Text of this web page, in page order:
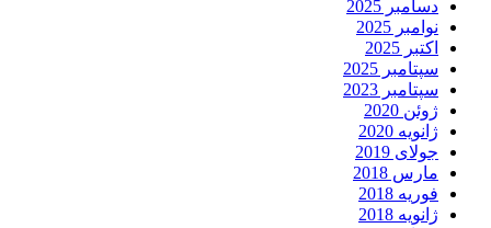
دسامبر 2025
نوامبر 2025
اکتبر 2025
سپتامبر 2025
سپتامبر 2023
ژوئن 2020
ژانویه 2020
جولای 2019
مارس 2018
فوریه 2018
ژانویه 2018